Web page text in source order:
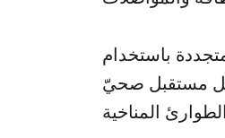
باستخدام
أجل مستقبل صحيّ